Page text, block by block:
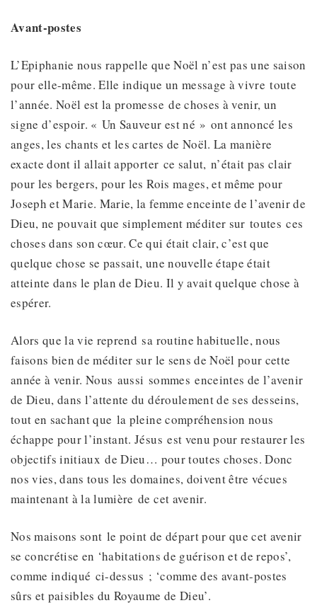
Avant-postes
L’Epiphanie nous rappelle que Noël n’est pas une saison
pour elle-même. Elle indique un message à vivre toute
l’année. Noël est la promesse de choses à venir, un
signe d’espoir. « Un Sauveur est né » ont annoncé les
anges, les chants et les cartes de Noël. La manière
exacte dont il allait apporter ce salut, n’était pas clair
pour les bergers, pour les Rois mages, et même pour
Joseph et Marie. Marie, la femme enceinte de l’avenir de
Dieu, ne pouvait que simplement méditer sur toutes ces
choses dans son cœur. Ce qui était clair, c’est que
quelque chose se passait, une nouvelle étape était
atteinte dans le plan de Dieu. Il y avait quelque chose à
espérer.
Alors que la vie reprend sa routine habituelle, nous
faisons bien de méditer sur le sens de Noël pour cette
année à venir. Nous aussi sommes enceintes de l’avenir
de Dieu, dans l’attente du déroulement de ses desseins,
tout en sachant que la pleine compréhension nous
échappe pour l’instant. Jésus est venu pour restaurer les
objectifs initiaux de Dieu… pour toutes choses. Donc
nos vies, dans tous les domaines, doivent être vécues
maintenant à la lumière de cet avenir.
Nos maisons sont le point de départ pour que cet avenir
se concrétise en ‘habitations de guérison et de repos’,
comme indiqué ci-dessus ; ‘comme des avant-postes
sûrs et paisibles du Royaume de Dieu’.